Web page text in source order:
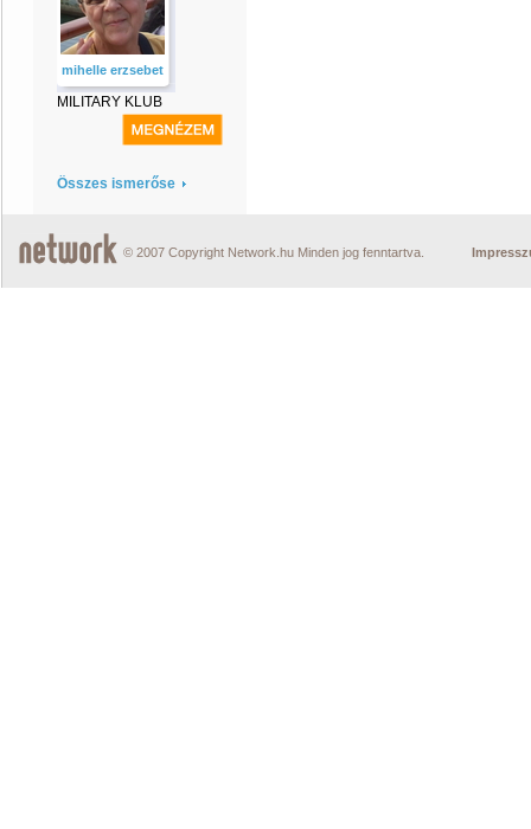
mihelle erzsebet
MILITARY KLUB
Összes ismerőse
© 2007 Copyright Network.hu Minden jog fenntartva.